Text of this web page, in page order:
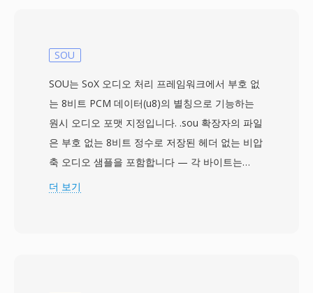
SOU
SOU는 SoX 오디오 처리 프레임워크에서 부호 없
는 8비트 PCM 데이터(u8)의 별칭으로 기능하는
원시 오디오 포맷 지정입니다. .sou 확장자의 파일
은 부호 없는 8비트 정수로 저장된 헤더 없는 비압
축 오디오 샘플을 포함합니다 — 각 바이트는
0~255의 단일 진폭 값을 나타내며, 128이 무음 중
더 보기